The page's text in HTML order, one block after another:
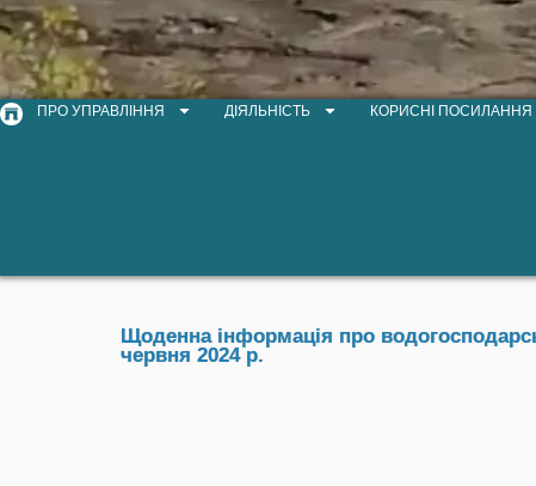
ПРО УПРАВЛІННЯ ДІЯЛЬНІСТЬ КОРИСНІ ПОСИЛАННЯ
Щоденна інформація про
червня 2024 р.